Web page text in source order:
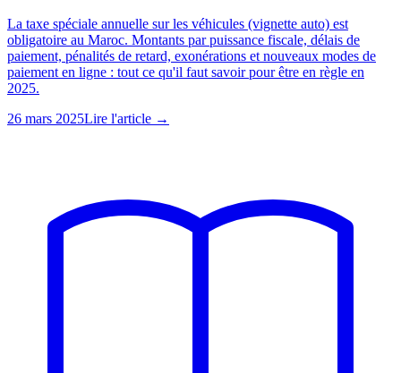
La taxe spéciale annuelle sur les véhicules (vignette auto) est
obligatoire au Maroc. Montants par puissance fiscale, délais de
paiement, pénalités de retard, exonérations et nouveaux modes de
paiement en ligne : tout ce qu'il faut savoir pour être en règle en
2025.
26 mars 2025Lire l'article →